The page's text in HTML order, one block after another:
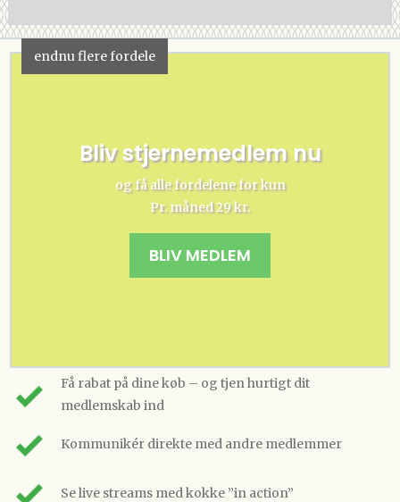
endnu flere fordele
Bliv stjernemedlem nu
og få alle fordelene for kun
Pr. måned 29 kr.
BLIV MEDLEM
Få rabat på dine køb – og tjen hurtigt dit
medlemskab ind
Kommunikér direkte med andre medlemmer
Se live streams med kokke ”in action”